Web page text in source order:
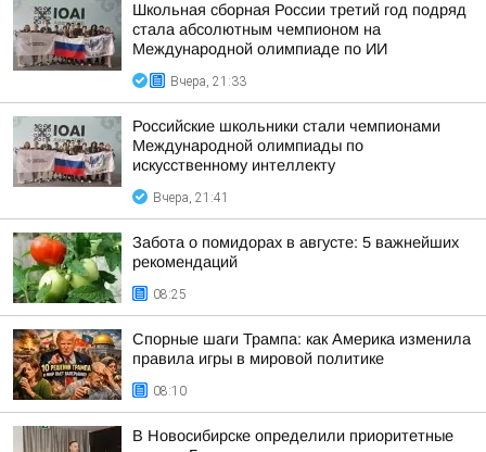
Школьная сборная России третий год подряд
стала абсолютным чемпионом на
Международной олимпиаде по ИИ
Вчера, 21:33
Российские школьники стали чемпионами
Международной олимпиады по
искусственному интеллекту
Вчера, 21:41
Забота о помидорах в августе: 5 важнейших
рекомендаций
08:25
Спорные шаги Трампа: как Америка изменила
правила игры в мировой политике
08:10
В Новосибирске определили приоритетные